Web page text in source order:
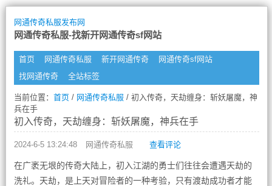
网通传奇私服发布网
网通传奇私服-找新开网通传奇sf网站
首页 网通传奇私服 新开网通传奇
网通传奇sf网站
找网通传奇
全站标签
当前位置： 首页/ 网通传奇私服 / 初入传奇，天劫缠身：斩妖屠魔，神
兵在手
初入传奇，天劫缠身：斩妖屠魔，神兵在手
2024-6-5 13:24:48 网通传奇私服 查看评论
在广袤无垠的传奇大陆上，初入江湖的勇士们往往会遭遇天劫的
洗礼。天劫，是上天对冒险者的一种考验，只有渡劫成功者才能